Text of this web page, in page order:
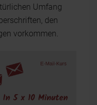
Umfang
den
vorkommen.